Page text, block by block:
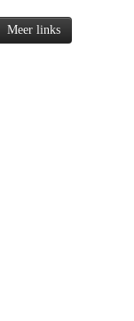
Meer links